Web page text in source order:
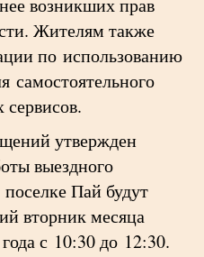
возникших прав
Жителям также
по использованию
самостоятельного
утвержден
выездного
Пай будут
вторник месяца
с 10:30 до 12:30.